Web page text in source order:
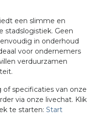
een slimme en
stadslogistiek. Geen
in onderhoud
voor ondernemers
verduurzamen
of specificaties van onze
via onze livechat. Klik
te starten: Start